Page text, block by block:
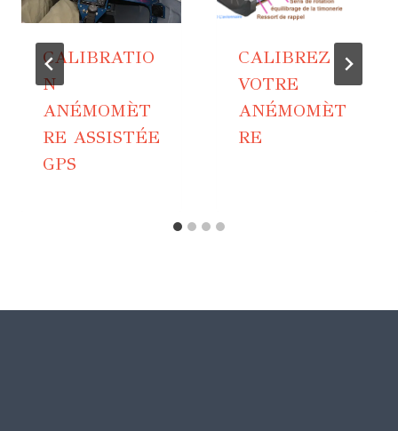
CALIBRATIO
N
ANÉMOMÈT
RE ASSISTÉE
GPS
CALIBREZ
VOTRE
ANÉMOMÈT
RE